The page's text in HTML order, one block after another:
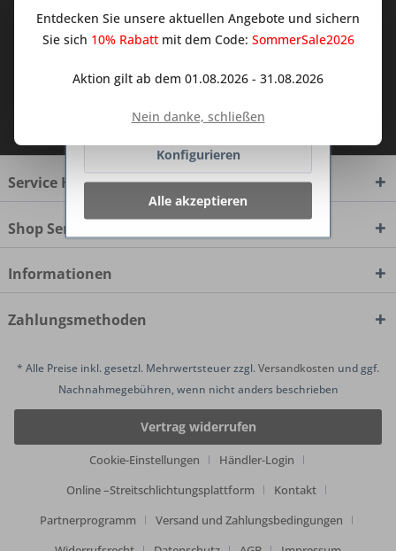
Sie keine Neuigkeit oder Aktion mehr aus
dem Traum Küchen - Shop.
Ich habe die
Datenschutzbestimmungen
Service Hotline
Shop Service
Informationen
Zahlungsmethoden
* Alle Preise inkl. gesetzl. Mehrwertsteuer zzgl.Versandkosten und ggf.
Nachnahmegebühren, wenn nicht anders beschrieben
Vertrag widerrufen
Cookie-Einstellungen
Händler-Login
Online –Streitschlichtungsplattform
Kontakt
Partnerprogramm
Versand und Zahlungsbedingungen
Entdecken Sie unsere aktuellen Angebote und sichern
Sie sich 10% Rabattmit dem Code: SommerSale2026
Aktion gilt ab dem 01.08.2026 - 31.08.2026
Nein danke, schließen
Netzwerken vereinfachen sollen,
werden nur mit Ihrer Zustimmung
Ablehnen
Konfigurieren
Alle akzeptieren